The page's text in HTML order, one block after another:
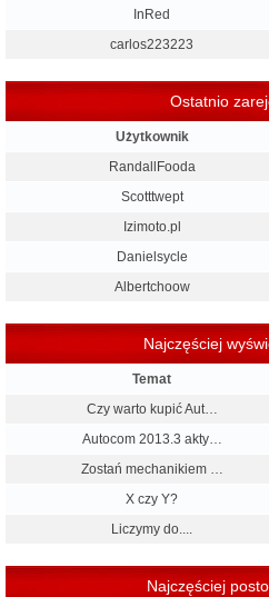
InRed
carlos223223
Ostatnio
Użytkownik
RandallFooda
Scotttwept
Izimoto.pl
Danielsycle
Albertchoow
Najczęściej
Temat
Czy warto kupić Aut…
Autocom 2013.3 akty…
Zostań mechanikiem …
X czy Y?
Liczymy do....
Najczęściej